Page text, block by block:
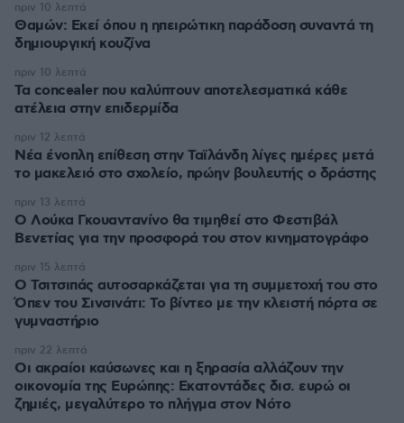
Θαμών: Εκεί όπου η ηπειρώτικη παράδοση συναντά τη
δημιουργική κουζίνα
πριν 10 λεπτά
Τα concealer που καλύπτουν αποτελεσματικά κάθε
ατέλεια στην επιδερμίδα
πριν 10 λεπτά
Νέα ένοπλη επίθεση στην Ταϊλάνδη λίγες ημέρες μετά
το μακελειό στο σχολείο, πρώην βουλευτής ο δράστης
πριν 12 λεπτά
Ο Λούκα Γκουαντανίνο θα τιμηθεί στο Φεστιβάλ
Βενετίας για την προσφορά του στον κινηματογράφο
πριν 13 λεπτά
Ο Τσιτσιπάς αυτοσαρκάζεται για τη συμμετοχή του στο
Όπεν του Σινσινάτι: Το βίντεο με την κλειστή πόρτα σε
γυμναστήριο
πριν 15 λεπτά
Οι ακραίοι καύσωνες και η ξηρασία αλλάζουν την
οικονομία της Ευρώπης: Εκατοντάδες δισ. ευρώ οι
ζημιές, μεγαλύτερο το πλήγμα στον Νότο
πριν 22 λεπτά